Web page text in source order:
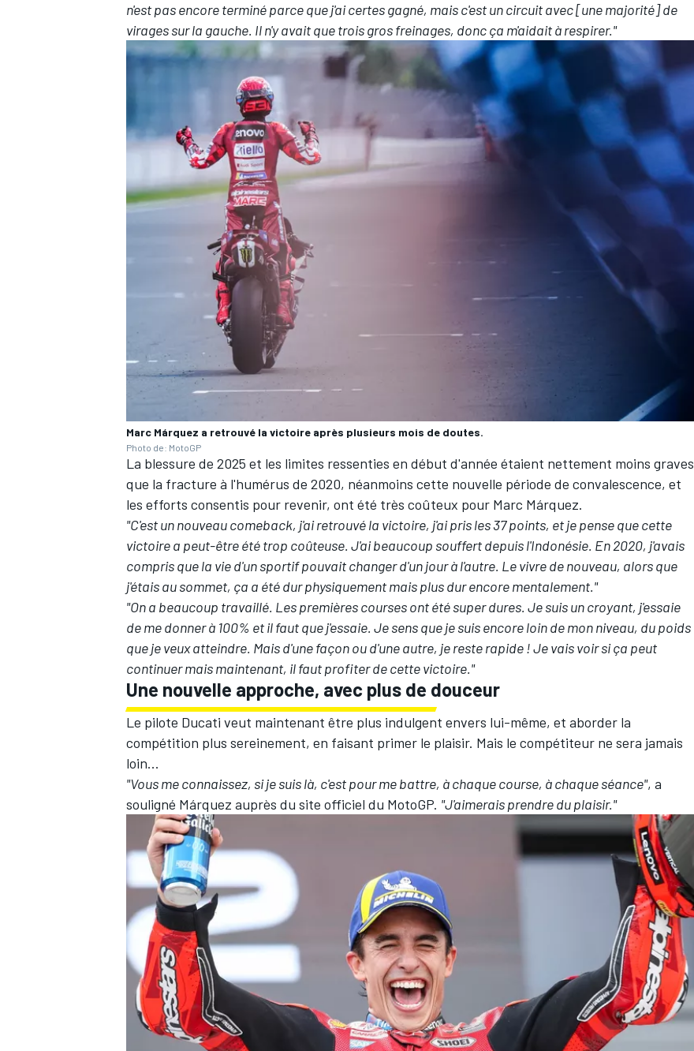
AUTRES CHAMPIONNATS
n'est pas encore terminé parce que j'ai certes gagné, mais c'est un circuit avec [une majorité] de
virages sur la gauche. Il n'y avait que trois gros freinages, donc ça m'aidait à respirer."
Marc Márquez a retrouvé la victoire après plusieurs mois de doutes.
Photo de: MotoGP
La blessure de 2025 et les limites ressenties en début d'année étaient nettement moins graves
que la fracture à l'humérus de 2020, néanmoins cette nouvelle période de convalescence, et
les efforts consentis pour revenir, ont été très coûteux pour Marc Márquez.
"C'est un nouveau comeback, j'ai retrouvé la victoire, j'ai pris les 37 points, et je pense que cette
victoire a peut-être été trop coûteuse. J'ai beaucoup souffert depuis l'Indonésie. En 2020, j'avais
compris que la vie d'un sportif pouvait changer d'un jour à l'autre. Le vivre de nouveau, alors que
j'étais au sommet, ça a été dur physiquement mais plus dur encore mentalement."
"On a beaucoup travaillé. Les premières courses ont été super dures. Je suis un croyant, j'essaie
de me donner à 100% et il faut que j'essaie. Je sens que je suis encore loin de mon niveau, du poids
que je veux atteindre. Mais d'une façon ou d'une autre, je reste rapide ! Je vais voir si ça peut
continuer mais maintenant, il faut profiter de cette victoire."
Une nouvelle approche, avec plus de douceur
Le pilote Ducati veut maintenant être plus indulgent envers lui-même, et aborder la
compétition plus sereinement, en faisant primer le plaisir. Mais le compétiteur ne sera jamais
loin...
"Vous me connaissez, si je suis là, c'est pour me battre, à chaque course, à chaque séance", a
souligné Márquez auprès du site officiel du MotoGP. "J'aimerais prendre du plaisir."